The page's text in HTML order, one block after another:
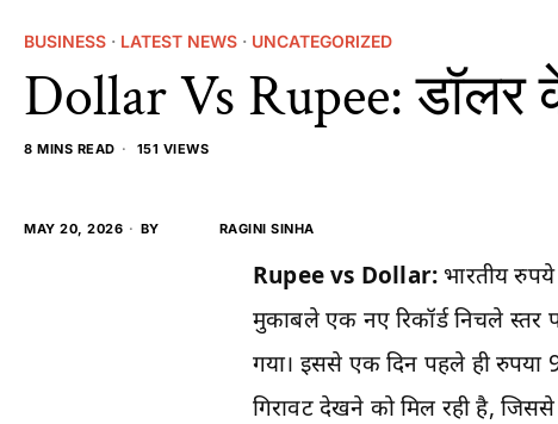
BUSINESS · LATEST NEWS · UNCATEGORIZED
Dollar Vs Rupee:
8 MINS READ 151 VIEWS
MAY 20, 2026 BY RAGINI SINHA
Rupee vs Dollar: भारतीय
मुकाबले एक नए रिकॉर्ड निचले स्तर
गया। इससे एक दिन पहले ही रुपया
गिरावट देखने को मिल रही है,